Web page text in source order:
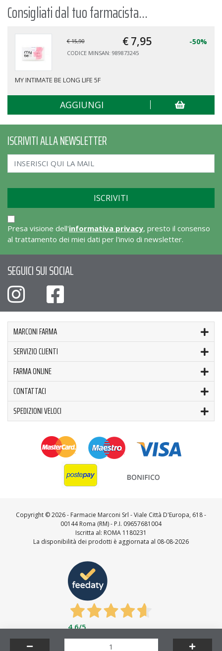
Consigliati dal tuo farmacista...
€ 15,90 € 7,95 -50%
CODICE MINSAN: 989873245
MY INTIMATE BE LONG LIFE 5F
AGGIUNGI
ISCRIVITI ALLA NEWSLETTER
Presa visione dell'informativa privacy, presto il consenso
al trattamento dei miei dati per l'invio di newsletter.
SEGUICI SUI SOCIAL
MARCONI FARMA
SERVIZIO CLIENTI
FARMA ONLINE
CONTATTACI
SPEDIZIONI VELOCI
Copyright ©2026 - Farmacie Marconi Srl - Viale Città D'Europa, 618 -
00144 Roma (RM) - P.I. 09657681004
Iscritta al: ROMA 1180231
La disponibilità dei prodotti è aggiornata al 08-08-2026
4,6/5
Feedaty4.7/5-23721feedbacks